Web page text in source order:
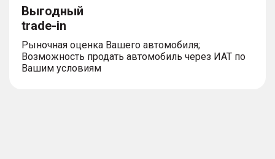
Выгодный
trade-in
Рыночная оценка Вашего автомобиля;
Возможность продать автомобиль через ИАТ по
Вашим условиям